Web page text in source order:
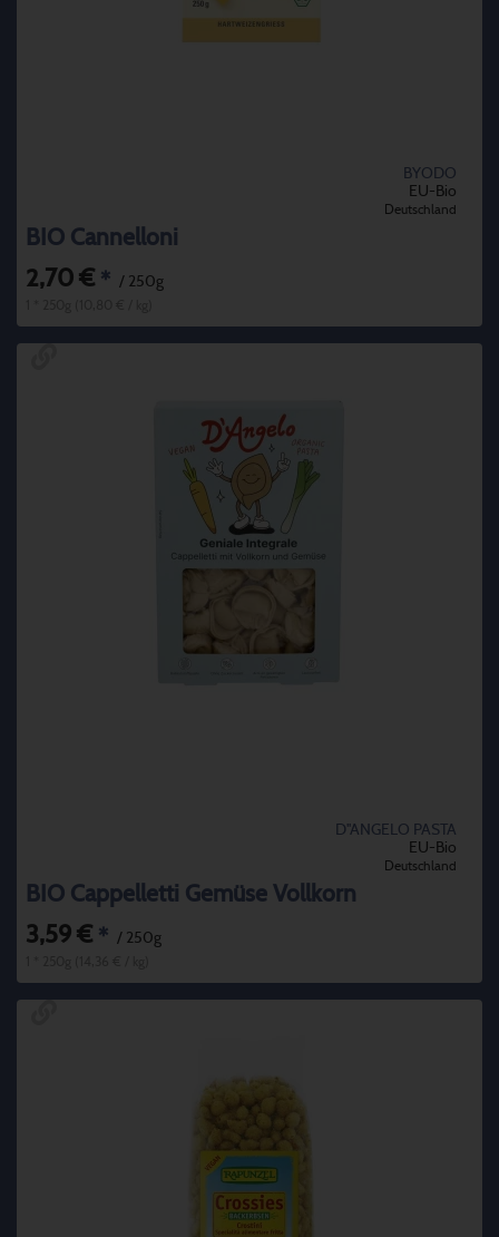
BYODO
EU-Bio
Deutschland
BIO Cannelloni
2,70 € * / 250g
D''ANGELO PASTA
EU-Bio
Deutschland
BIO Cappelletti Gemüse Vollkorn
3,59 € * / 250g